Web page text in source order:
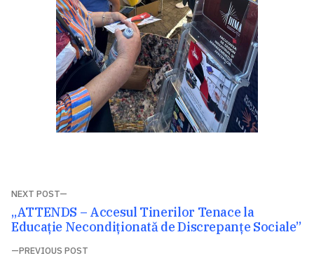
Navigare
în
articole
PREVIOUS POST
NEXT POST
Next
post:
„ATTENDS – Accesul Tinerilor Tenace la
Educație Necondiționată de Discrepanțe Sociale”